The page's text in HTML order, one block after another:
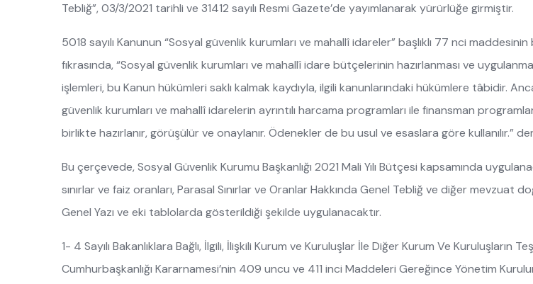
Tebliğ”, 03/3/2021 tarihli ve 31412 sayılı Resmi Gazete’de yayımlanarak yürürlüğe girmiştir.
5018 sayılı Kanunun “Sosyal güvenlik kurumları ve mahallî idareler” başlıklı 77 nci maddesinin
fıkrasında, “Sosyal güvenlik kurumları ve mahallî idare bütçelerinin hazırlanması ve
işlemleri, bu Kanun hükümleri saklı kalmak kaydıyla, ilgili kanunlarındaki hükümlere tâbidir.
güvenlik kurumları ve mahallî idarelerin ayrıntılı harcama programları ile finansman
birlikte hazırlanır, görüşülür ve onaylanır. Ödenekler de bu usul ve esaslara göre kullanılır.”
Bu çerçevede, Sosyal Güvenlik Kurumu Başkanlığı 2021 Mali Yılı Bütçesi kapsamında
sınırlar ve faiz oranları, Parasal Sınırlar ve Oranlar Hakkında Genel Tebliğ ve diğer mevzuat
Genel Yazı ve eki tablolarda gösterildiği şekilde uygulanacaktır.
1- 4 Sayılı Bakanlıklara Bağlı, İlgili, İlişkili Kurum ve Kuruluşlar İle Diğer Kurum Ve Kuruluşların
Cumhurbaşkanlığı Kararnamesi’nin 409 uncu ve 411 inci Maddeleri Gereğince Yönetim